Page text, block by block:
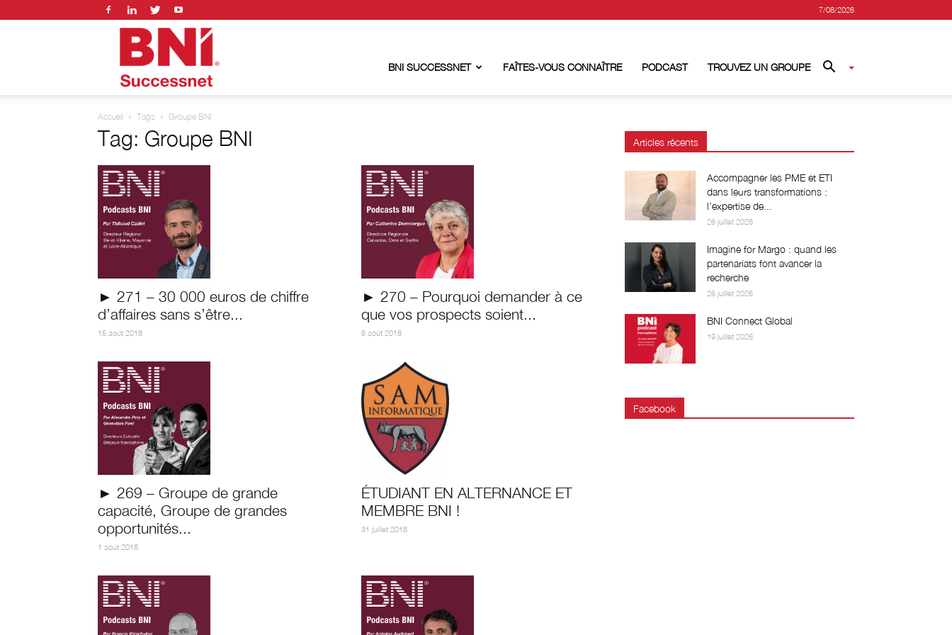
7/08/2026
successnet
BNI SUCCESSNET FAÎTES-VOUS CONNAÎTRE PODCAST TROUVEZ UN GROUPE
Accueil Tags Groupe BNI
Tag: Groupe BNI
► 271 – 30 000 euros de chiffre
d’affaires sans s’être...
15 août 2018
► 270 – Pourquoi demander à ce
que vos prospects soient...
8 août 2018
► 269 – Groupe de grande
capacité, Groupe de grandes
opportunités...
1 août 2018
ÉTUDIANT EN ALTERNANCE ET
MEMBRE BNI !
31 juillet 2018
Articles récents
Accompagner les PME et ETI
dans leurs transformations :
l’expertise de...
26 juillet 2026
Imagine for Margo : quand les
partenariats font avancer la
recherche
26 juillet 2026
BNI Connect Global
19 juillet 2026
Facebook